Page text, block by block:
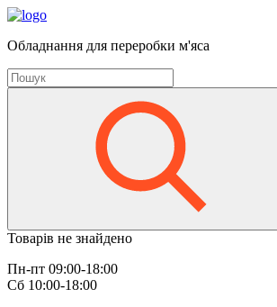
Обладнання для переробки м'яса
Товарів не знайдено
Пн-пт 09:00-18:00
Сб 10:00-18:00